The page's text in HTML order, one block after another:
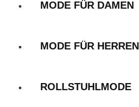
MODE FÜR DAMEN
MODE FÜR HERREN
ROLLSTUHLMODE